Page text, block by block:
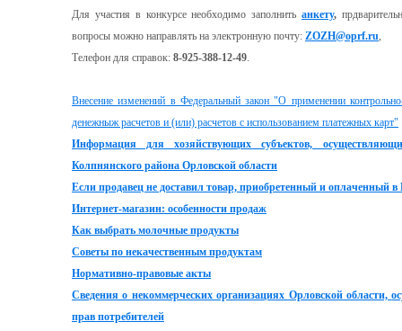
Для участия в конкурсе необходимо заполнить анкету,
вопросы можно направлять на электронную почту: ZOZH@oprf.ru,
Телефон для справок: 8-925-388-12-49.
Внесение изменений в Федеральный закон "О применении
денежныж расчетов и (или) расчетов с использованием платежных карт"
Информация для хозяйствующих субъектов,
Колпнянского района Орловской области
Если продавец не доставил товар, приобретенный и оплаченный в
Интернет-магазин: особенности продаж
Как выбрать молочные продукты
Советы по некачественным продуктам
Нормативно-правовые акты
Сведения о некоммерческих организациях Орловской области,
прав потребителей